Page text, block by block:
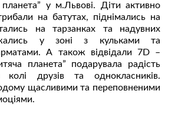
у м.Львові. Діти активно
на батутах, піднімались на
на тарзанках та надувних
у зоні з кульками та
А також відвідали 7D –
планета” подарувала радість
колі друзів та однокласників.
щасливими та переповненими